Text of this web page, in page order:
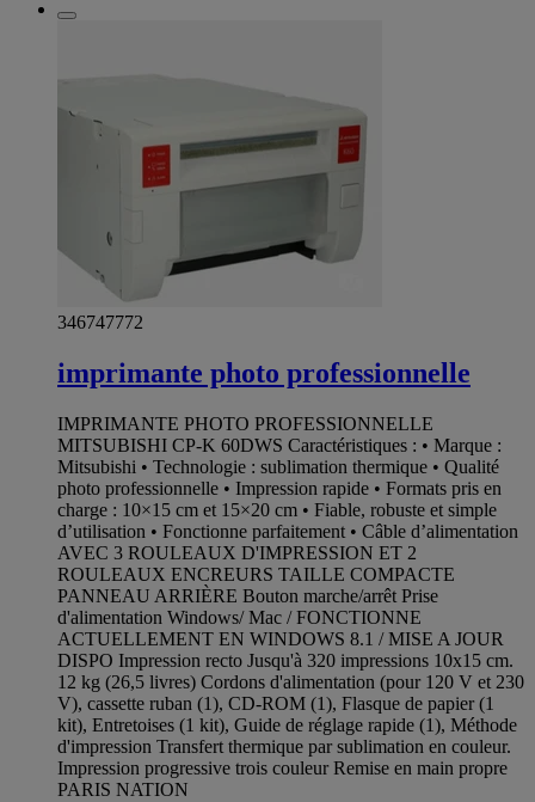
346747772
imprimante photo professionnelle
IMPRIMANTE PHOTO PROFESSIONNELLE
MITSUBISHI CP-K 60DWS Caractéristiques : • Marque :
Mitsubishi • Technologie : sublimation thermique • Qualité
photo professionnelle • Impression rapide • Formats pris en
charge : 10×15 cm et 15×20 cm • Fiable, robuste et simple
d’utilisation • Fonctionne parfaitement • Câble d’alimentation
AVEC 3 ROULEAUX D'IMPRESSION ET 2
ROULEAUX ENCREURS TAILLE COMPACTE
PANNEAU ARRIÈRE Bouton marche/arrêt Prise
d'alimentation Windows/ Mac / FONCTIONNE
ACTUELLEMENT EN WINDOWS 8.1 / MISE A JOUR
DISPO Impression recto Jusqu'à 320 impressions 10x15 cm.
12 kg (26,5 livres) Cordons d'alimentation (pour 120 V et 230
V), cassette ruban (1), CD-ROM (1), Flasque de papier (1
kit), Entretoises (1 kit), Guide de réglage rapide (1), Méthode
d'impression Transfert thermique par sublimation en couleur.
Impression progressive trois couleur Remise en main propre
PARIS NATION